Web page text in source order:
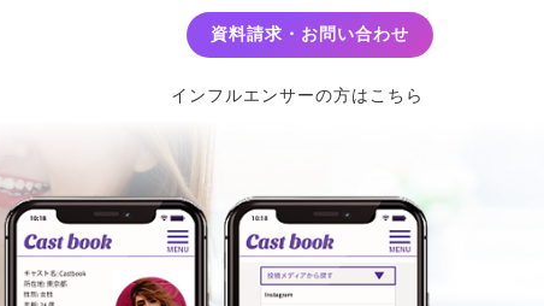
資料請求・お問い合わせ
インフルエンサーの方はこちら